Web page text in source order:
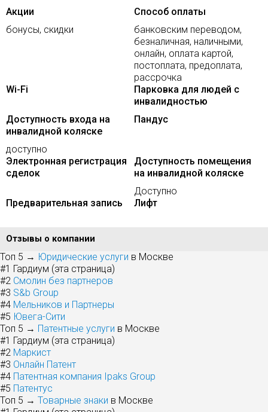
Акции
бонусы, скидки
Способ оплаты
банковским переводом,
безналичная, наличными,
онлайн, оплата картой,
постоплата, предоплата,
рассрочка
Wi-Fi
Парковка для людей с
инвалидностью
Доступность входа на
инвалидной коляске
доступно
Пандус
Электронная регистрация
сделок
Доступность помещения
на инвалидной коляске
Доступно
Предварительная запись
Лифт
Отзывы о компании
Топ 5 → Юридические услуги в Москве
#1 Гардиум (эта страница)
#2 Смолин без партнеров
#3 S&b Group
#4 Мельников и Партнеры
#5 Ювега-Сити
Топ 5 → Патентные услуги в Москве
#1 Гардиум (эта страница)
#2 Маркист
#3 Онлайн Патент
#4 Патентная компания Ipaks Group
#5 Патентус
Топ 5 → Товарные знаки в Москве